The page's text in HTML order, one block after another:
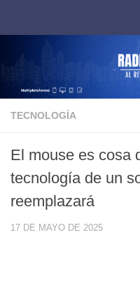
TECNOLOGÍA
El mouse es cosa
tecnología de un
reemplazará
17 DE MAYO DE 2025